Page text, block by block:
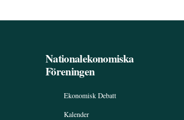
Nationalekonomiska
Föreningen
Ekonomisk Debatt
Kalender